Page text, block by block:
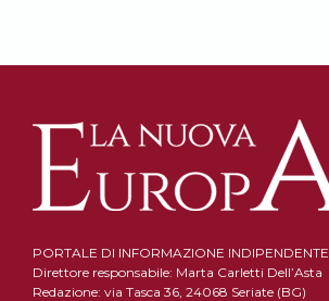
PORTALE DI INFORMAZIONE INDIPENDENTE
Direttore responsabile: Marta Carletti Dell’Asta
Redazione: via Tasca 36, 24068 Seriate (BG)